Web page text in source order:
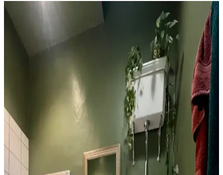
1960'lar Banyosunu Modernize Etmek İçin Renk,
1960'lar banyolarını modernleştirmek için renk dengesi,
mikroçimento duvarlar, şeffaf duş perdeleri ve pirinç donanımlar
kullanılarak ferah ve estetik bir ortam yaratılabilir.
1970'ler Banyosunu 1000 Dolar Altında Yenilemek
İçin Yüksek Getirili Güncellemeler
1970'lerden kalma banyoları 1000 dolar altı bütçeyle yenilemek için
duvar boyası, aydınlatma, ayna ve fayans boyama gibi düşük
maliyetli ama etkili yöntemler sunuluyor. Retro estetik korunuyor.
Tuvaletin Üstü İçin Fonksiyonel ve Estetik
Dekorasyon ve Depolama Çözümleri